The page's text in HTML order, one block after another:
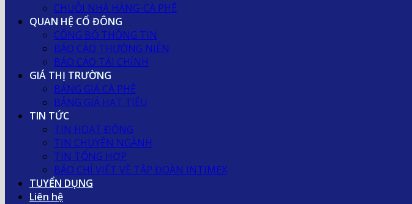
CHUỖI NHÀ HÀNG-CÀ PHÊ
QUAN HỆ CỔ ĐÔNG
CÔNG BỐ THÔNG TIN
BÁO CÁO THƯỜNG NIÊN
BÁO CÁO TÀI CHÍNH
GIÁ THỊ TRƯỜNG
BẢNG GIÁ CÀ PHÊ
BẢNG GIÁ HẠT TIÊU
TIN TỨC
TIN HOẠT ĐỘNG
TIN CHUYÊN NGÀNH
TIN TỔNG HỢP
BÁO CHÍ VIẾT VỀ TẬP ĐOÀN INTIMEX
TUYỂN DỤNG
Liên hệ